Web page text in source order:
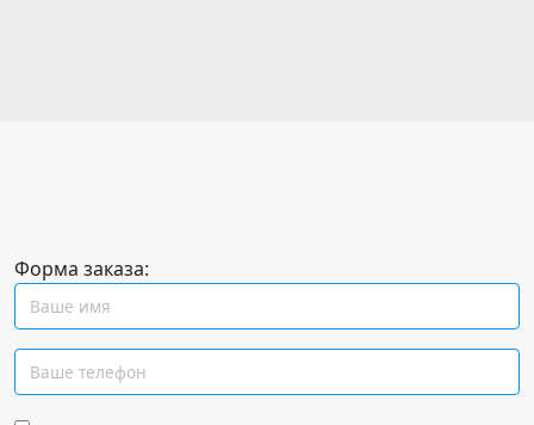
Форма заказа: